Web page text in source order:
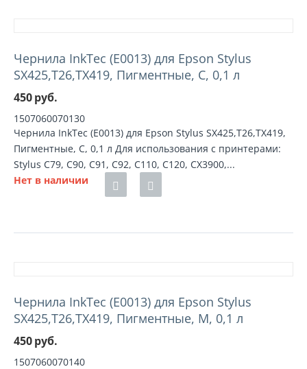
Чернила InkTec (E0013) для Epson Stylus
SX425,T26,TX419, Пигментные, C, 0,1 л
450руб.
1507060070130
Чернила InkTec (E0013) для Epson Stylus SX425,T26,TX419,
Пигментные, C, 0,1 л Для использования с принтерами:
Stylus C79, C90, C91, C92, C110, C120, CX3900,...
Нет в наличии
Чернила InkTec (E0013) для Epson Stylus
SX425,T26,TX419, Пигментные, M, 0,1 л
450руб.
1507060070140